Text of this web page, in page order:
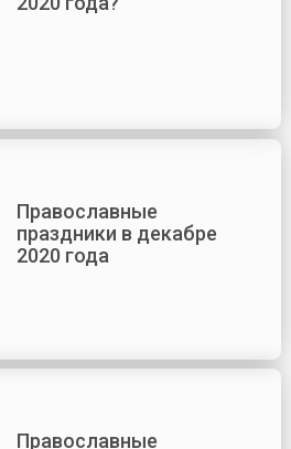
Православные
праздники в декабре
2020 года
Православные